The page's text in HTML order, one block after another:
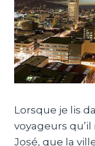
Lorsque je lis
voyageurs qu’il
José, que la